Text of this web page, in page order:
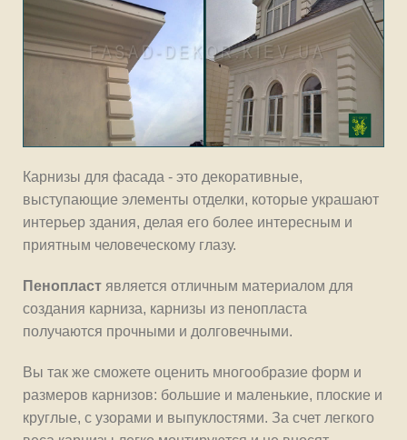
Карнизы для фасада - это декоративные,
выступающие элементы отделки, которые украшают
интерьер здания, делая его более интересным и
приятным человеческому глазу.
Пенопласт является отличным материалом для
создания карниза, карнизы из пенопласта
получаются прочными и долговечными.
Вы так же сможете оценить многообразие форм и
размеров карнизов: большие и маленькие, плоские и
круглые, с узорами и выпуклостями. За счет легкого